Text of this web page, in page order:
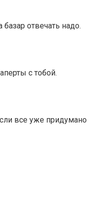
отвечать надо.
с тобой.
все уже придумано